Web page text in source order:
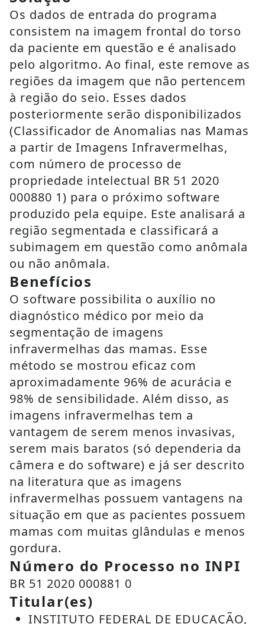
Os dados de entrada do programa
consistem na imagem frontal do torso
da paciente em questão e é analisado
pelo algoritmo. Ao final, este remove as
regiões da imagem que não pertencem
à região do seio. Esses dados
posteriormente serão disponibilizados
(Classificador de Anomalias nas Mamas
a partir de Imagens Infravermelhas,
com número de processo de
propriedade intelectual BR 51 2020
000880 1) para o próximo software
produzido pela equipe. Este analisará a
região segmentada e classificará a
subimagem em questão como anômala
ou não anômala.
Benefícios
O software possibilita o auxílio no
diagnóstico médico por meio da
segmentação de imagens
infravermelhas das mamas. Esse
método se mostrou eficaz com
aproximadamente 96% de acurácia e
98% de sensibilidade. Além disso, as
imagens infravermelhas tem a
vantagem de serem menos invasivas,
serem mais baratos (só dependeria da
câmera e do software) e já ser descrito
na literatura que as imagens
infravermelhas possuem vantagens na
situação em que as pacientes possuem
mamas com muitas glândulas e menos
gordura.
Número do Processo no INPI
BR 51 2020 000881 0
Titular(es)
INSTITUTO FEDERAL DE EDUCAÇÃO,